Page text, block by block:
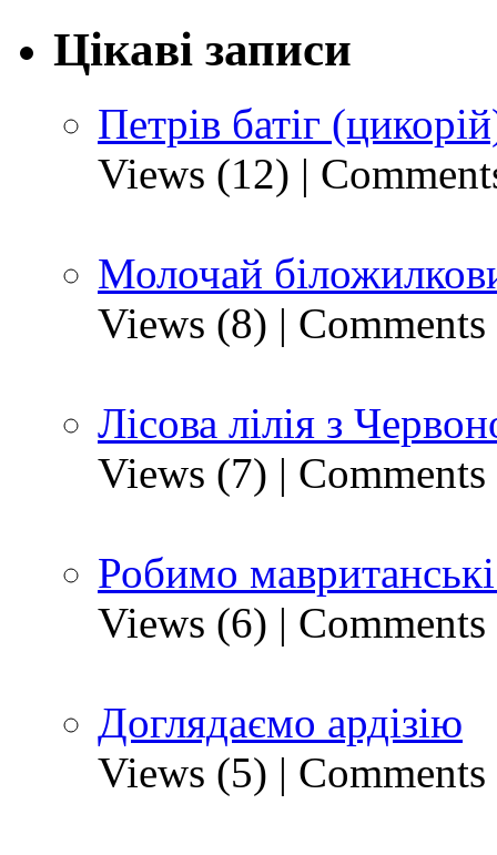
Цікаві записи
Петрів батіг
Views (12) |
Молочай
Views (8) |
Лісова лілія з
Views (7) |
Робимо
Views (6) |
Доглядаємо ардізію
Views (5) |